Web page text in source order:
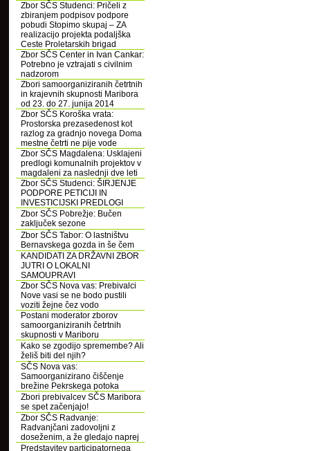
Zbor SČS Studenci: Pričeli z
zbiranjem podpisov podpore
pobudi Stopimo skupaj – ZA
realizacijo projekta podaljška
Ceste Proletarskih brigad
Zbor SČS Center in Ivan Cankar:
Potrebno je vztrajati s civilnim
nadzorom
Zbori samoorganiziranih četrtnih
in krajevnih skupnosti Maribora
od 23. do 27. junija 2014
Zbor SČS Koroška vrata:
Prostorska prezasedenost kot
razlog za gradnjo novega Doma
mestne četrti ne pije vode
Zbor SČS Magdalena: Usklajeni
predlogi komunalnih projektov v
magdaleni za naslednji dve leti
Zbor SČS Studenci: ŠIRJENJE
PODPORE PETICIJI IN
INVESTICIJSKI PREDLOGI
Zbor SČS Pobrežje: Bučen
zaključek sezone
Zbor SČS Tabor: O lastništvu
Bernavskega gozda in še čem
KANDIDATI ZA DRŽAVNI ZBOR
JUTRI O LOKALNI
SAMOUPRAVI
Zbor SČS Nova vas: Prebivalci
Nove vasi se ne bodo pustili
voziti žejne čez vodo
Postani moderator zborov
samoorganiziranih četrtnih
skupnosti v Mariboru
Kako se zgodijo spremembe? Ali
želiš biti del njih?
SČS Nova vas:
Samoorganizirano čiščenje
brežine Pekrskega potoka
Zbori prebivalcev SČS Maribora
se spet začenjajo!
Zbor SČS Radvanje:
Radvanjčani zadovoljni z
doseženim, a že gledajo naprej
Predstavitev participatornega